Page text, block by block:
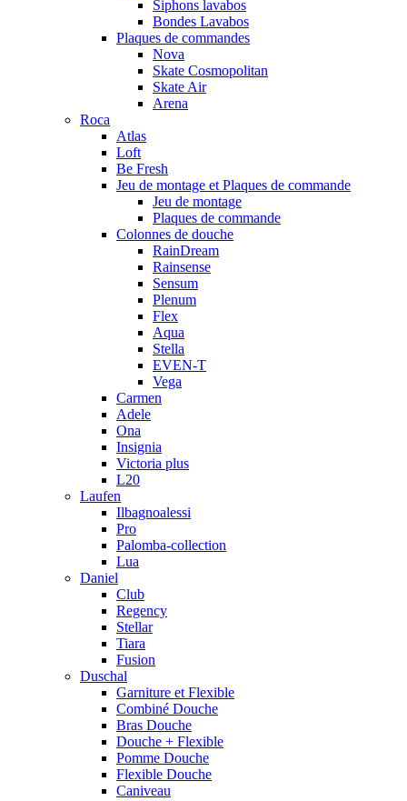
Siphons lavabos
Bondes Lavabos
Plaques de commandes
Nova
Skate Cosmopolitan
Skate Air
Arena
Roca
Atlas
Loft
Be Fresh
Jeu de montage et Plaques de commande
Jeu de montage
Plaques de commande
Colonnes de douche
RainDream
Rainsense
Sensum
Plenum
Flex
Aqua
Stella
EVEN-T
Vega
Carmen
Adele
Ona
Insignia
Victoria plus
L20
Laufen
Ilbagnoalessi
Pro
Palomba-collection
Lua
Daniel
Club
Regency
Stellar
Tiara
Fusion
Duschal
Garniture et Flexible
Combiné Douche
Bras Douche
Douche + Flexible
Pomme Douche
Flexible Douche
Caniveau